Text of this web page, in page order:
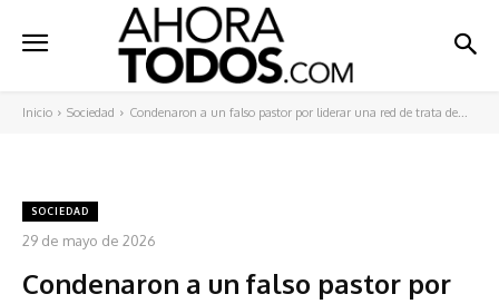
Inicio Sociedad Condenaron a un falso pastor por liderar una red de trata de...
SOCIEDAD
29 de mayo de 2026
Condenaron a un falso pastor por